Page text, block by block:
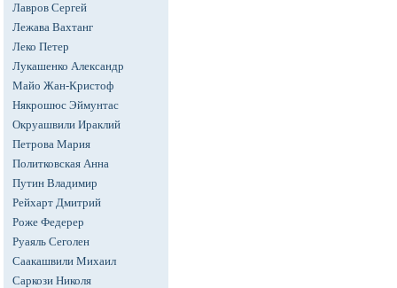
Лавров Сергей
Лежава Вахтанг
Леко Петер
Лукашенко Александр
Майо Жан-Кристоф
Някрошюс Эймунтас
Окруашвили Ираклий
Петрова Мария
Политковская Анна
Путин Владимир
Рейхарт Дмитрий
Роже Федерер
Руаяль Сеголен
Саакашвили Михаил
Саркози Николя